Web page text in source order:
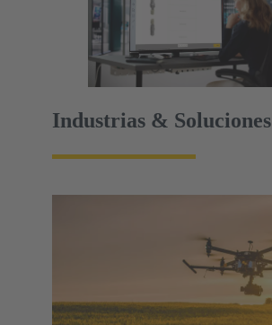
Industrias & Soluciones